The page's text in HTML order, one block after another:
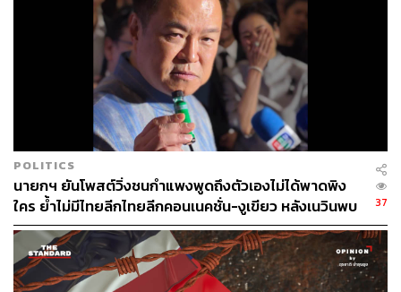
POLITICS
นายกฯ ยันโพสต์วิ่งชนกำแพงพูดถึงตัวเองไม่ได้พาดพิง
ใคร ย้ำไม่มีไทยลีกไทยลีกคอนเนคชั่น-งูเขียว หลังเนวินพบ
บุญยิ่ง
37